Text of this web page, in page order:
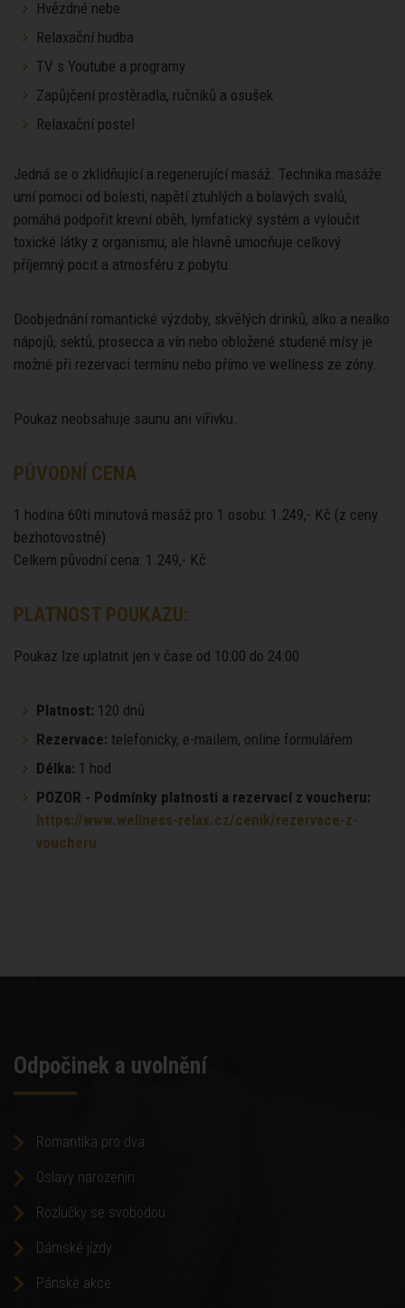
Hvězdné nebe
Relaxační hudba
TV s Youtube a programy
Zapůjčení prostěradla, ručníků a osušek
Relaxační postel
Jedná se o zklidňující a regenerující masáž. Technika masáže
umí pomoci od bolesti, napětí ztuhlých a bolavých svalů,
pomáhá podpořit krevní oběh, lymfatický systém a vyloučit
toxické látky z organismu, ale hlavně umocňuje celkový
příjemný pocit a atmosféru z pobytu.
Doobjednání romantické výzdoby, skvělých drinků, alko a nealko
nápojů, sektů, prosecca a vín nebo obložené studené mísy je
možné při rezervaci termínu nebo přímo ve wellness ze zóny.
Poukaz neobsahuje saunu ani vířivku.
PŮVODNÍ CENA
1 hodina 60ti minutová masáž pro 1 osobu: 1.249,- Kč (z ceny
bezhotovostně)
Celkem původní cena: 1.249,- Kč
PLATNOST POUKAZU:
Poukaz lze uplatnit jen v čase od 10:00 do 24:00
Platnost: 120 dnů
Rezervace: telefonicky, e-mailem, online formulářem
Délka: 1 hod
POZOR - Podmínky platnosti a rezervací z voucheru:
https://www.wellness-relax.cz/cenik/rezervace-z-
voucheru
Odpočinek a uvolnění
Romantika pro dva
Oslavy narozenin
Rozlučky se svobodou
Dámské jízdy
Pánské akce